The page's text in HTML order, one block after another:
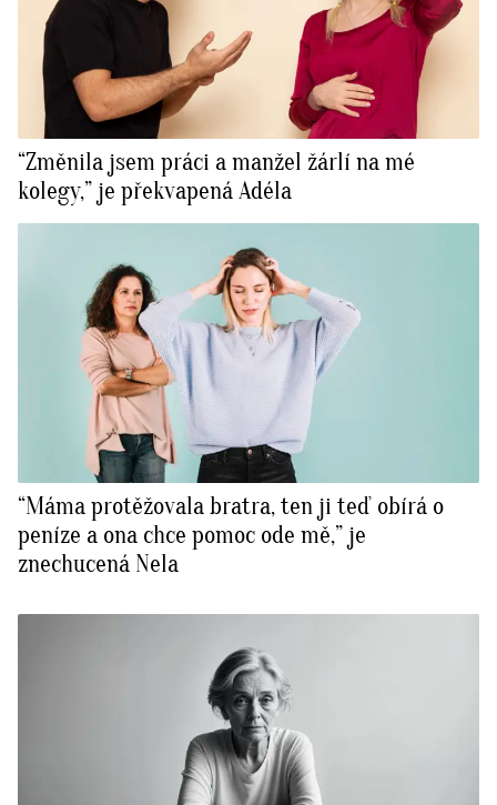
“Změnila jsem práci a manžel žárlí na mé
kolegy,” je překvapená Adéla
“Máma protěžovala bratra, ten ji teď obírá o
peníze a ona chce pomoc ode mě,” je
znechucená Nela